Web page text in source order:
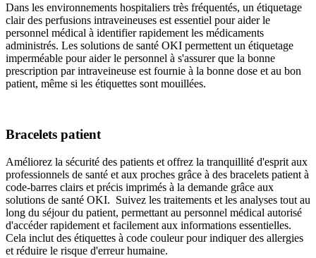
Dans les environnements hospitaliers très fréquentés, un étiquetage
clair des perfusions intraveineuses est essentiel pour aider le
personnel médical à identifier rapidement les médicaments
administrés. Les solutions de santé OKI permettent un étiquetage
imperméable pour aider le personnel à s'assurer que la bonne
prescription par intraveineuse est fournie à la bonne dose et au bon
patient, même si les étiquettes sont mouillées.
Bracelets patient
Améliorez la sécurité des patients et offrez la tranquillité d'esprit aux
professionnels de santé et aux proches grâce à des bracelets patient à
code-barres clairs et précis imprimés à la demande grâce aux
solutions de santé OKI. Suivez les traitements et les analyses tout au
long du séjour du patient, permettant au personnel médical autorisé
d'accéder rapidement et facilement aux informations essentielles.
Cela inclut des étiquettes à code couleur pour indiquer des allergies
et réduire le risque d'erreur humaine.